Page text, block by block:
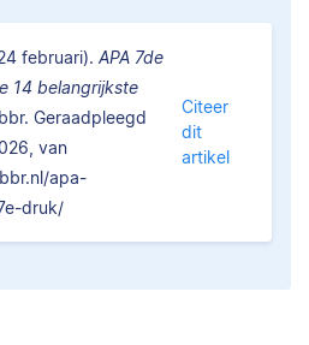
februari). APA 7de
14 belangrijkste
Geraadpleegd
van
apa-
druk/
Citeer
dit
artikel